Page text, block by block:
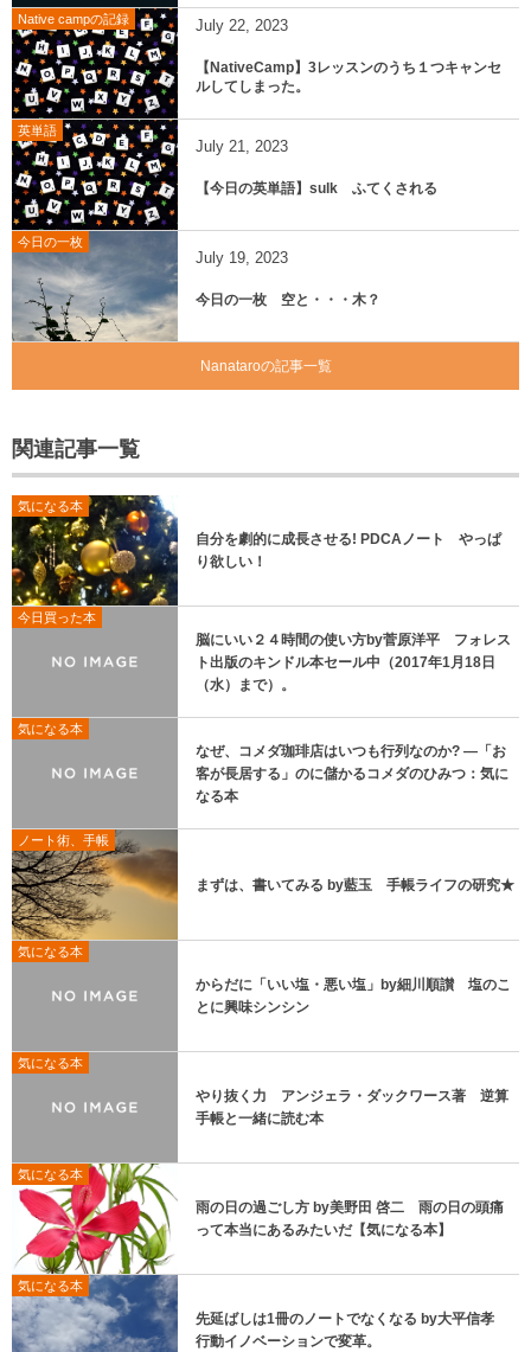
Native campの記録 July 22 2023
【NativeCamp】3レッスンのうち１つキャンセ
ルしてしまった。
英単語
July 21 2023
【今日の英単語】sulk ふてくされる
今日の一枚
July 19 2023
今日の一枚 空と・・・木？
Nanataroの記事一覧
関連記事一覧
気になる本
自分を劇的に成長させる! PDCAノート やっぱ
り欲しい！
今日買った本
脳にいい２４時間の使い方by菅原洋平 フォレス
ト出版のキンドル本セール中（2017年1月18日
（水）まで）。
気になる本
なぜ、コメダ珈琲店はいつも行列なのか? ―「お
客が長居する」のに儲かるコメダのひみつ：気に
なる本
ノート術、手帳
まずは、書いてみる by藍玉 手帳ライフの研究★
気になる本
からだに「いい塩・悪い塩」by細川順讃 塩のこ
とに興味シンシン
気になる本
やり抜く力 アンジェラ・ダックワース著 逆算
手帳と一緒に読む本
気になる本
雨の日の過ごし方 by美野田 啓二 雨の日の頭痛
って本当にあるみたいだ【気になる本】
気になる本
先延ばしは1冊のノートでなくなる by大平信孝
行動イノベーションで変革。